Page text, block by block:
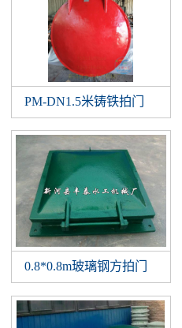
PM-DN1.5米铸铁拍门
0.8*0.8m玻璃钢方拍门